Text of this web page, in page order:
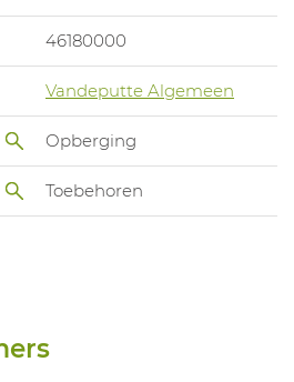
46180000
Vandeputte Algemeen
Opberging
Toebehoren